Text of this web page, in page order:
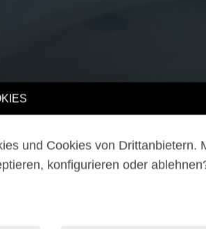
und Cookies von Drittanbietern.
konfigurieren oder